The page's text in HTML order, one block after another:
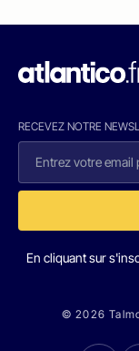
RECEVEZ NOTRE
En cliquant sur
© 2026